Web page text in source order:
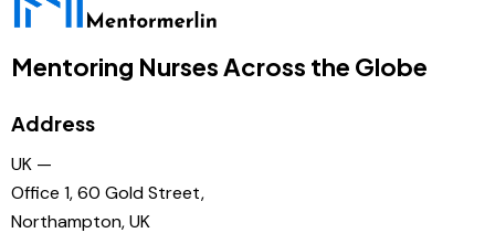
Mentoring Nurses Across the Globe
Address
UK —
Office 1, 60 Gold Street,
Northampton, UK